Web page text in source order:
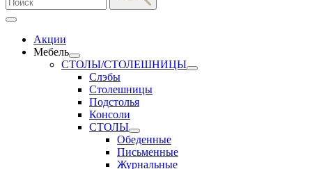
Акции
Мебель
СТОЛЫ/СТОЛЕШНИЦЫ
Слэбы
Столешницы
Подстолья
Консоли
СТОЛЫ
Обеденные
Письменные
Журнальные